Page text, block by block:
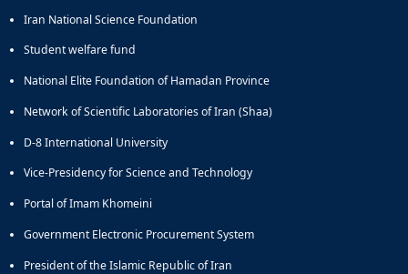
Iran National Science Foundation
Student welfare fund
National Elite Foundation of Hamadan Province
Network of Scientific Laboratories of Iran (Shaa)
D-8 International University
Vice-Presidency for Science and Technology
Portal of Imam Khomeini
Government Electronic Procurement System
President of the Islamic Republic of Iran